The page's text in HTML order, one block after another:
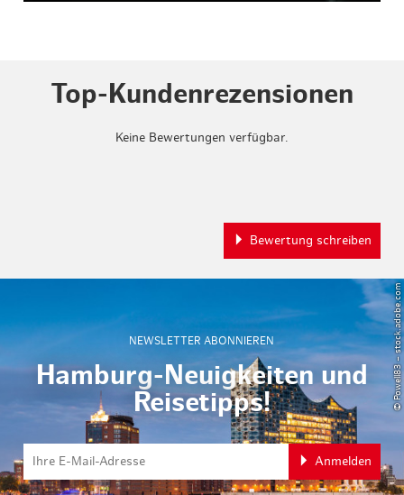
Top-Kundenrezensionen
Keine Bewertungen verfügbar.
Bewertung schreiben
NEWSLETTER ABONNIEREN
Hamburg-Neuigkeiten und
Reisetipps!
Anmelden
© Powell83 – stock.adobe.com